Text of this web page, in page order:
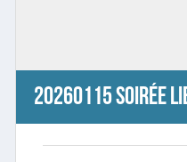
20260115 Soirée